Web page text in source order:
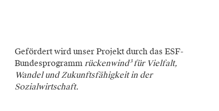
Gefördert wird unser Projekt durch das ESF-
Bundesprogramm rückenwind³ für Vielfalt,
Wandel und Zukunftsfähigkeit in der
Sozialwirtschaft.